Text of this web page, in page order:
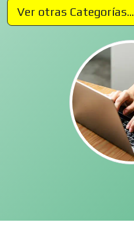
Ver otras Categorías...